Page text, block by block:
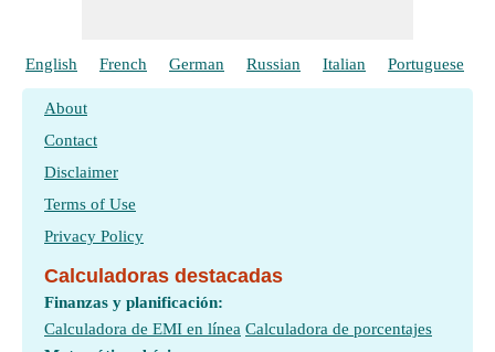
English French German Russian Italian Portuguese
About
Contact
Disclaimer
Terms of Use
Privacy Policy
Calculadoras destacadas
Finanzas y planificación:
Calculadora de EMI en línea Calculadora de porcentajes